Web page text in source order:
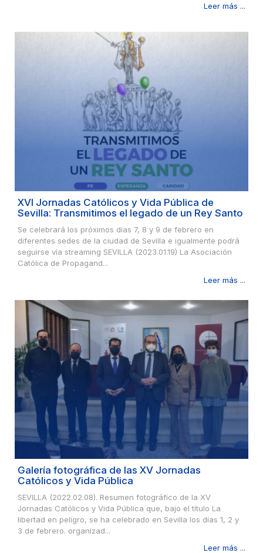
Leer más ...
XVI Jornadas Católicos y Vida Pública de
Sevilla: Transmitimos el legado de un Rey Santo
Se celebrará los próximos días 7, 8 y 9 de febrero en
diferentes sedes de la ciudad de Sevilla e igualmente podrá
seguirse vía streaming SEVILLA (2023.01.19) La Asociación
Católica de Propagand...
Leer más ...
Galería fotográfica de las XV Jornadas
Católicos y Vida Pública
SEVILLA (2022.02.08). Resumen fotográfico de la XV
Jornadas Católicos y Vida Pública que, bajo el título La
libertad en peligro, se ha celebrado en Sevilla los días 1, 2 y
3 de febrero. organizad...
Leer más ...